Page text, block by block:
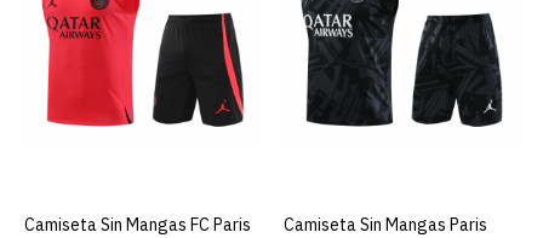
€89.90 €25.00
AGREGAR AL CARRO
AGREGAR AL CARRO
Camiseta Sin Mangas FC Paris
AGREGAR AL CARRO
Camiseta Sin Mangas Paris